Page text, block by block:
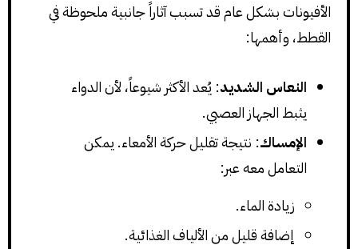
الأفيونات بشكل عام قد تسبب آثاراً جانبية ملحوظة في
القطط، وأهمها:
النعاس الشديد: يُعد الأكثر شيوعاً، لأن الدواء
يثبط الجهاز العصبي.
الإمساك: نتيجة تقليل حركة الأمعاء. يمكن
التعامل معه عبر:
زيادة الماء.
إضافة قليل من الألياف الغذائية.